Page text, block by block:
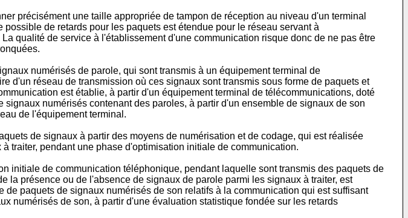
précisément une taille appropriée de tampon de réception au niveau d'un terminal
de retards pour les paquets est étendue pour le réseau servant à
qualité de service à l'établissement d'une communication risque donc de ne pas être
numérisés de parole, qui sont transmis à un équipement terminal de
d'un réseau de transmission où ces signaux sont transmis sous forme de paquets et
est établie, à partir d'un équipement terminal de télécommunications, doté
numérisés contenant des paroles, à partir d'un ensemble de signaux de son
de l'équipement terminal.
de signaux à partir des moyens de numérisation et de codage, qui est réalisée
traiter, pendant une phase d'optimisation initiale de communication.
initiale de communication téléphonique, pendant laquelle sont transmis des paquets de
la présence ou de l'absence de signaux de parole parmi les signaux à traiter, est
paquets de signaux numérisés de son relatifs à la communication qui est suffisant
numérisés de son, à partir d'une évaluation statistique fondée sur les retards